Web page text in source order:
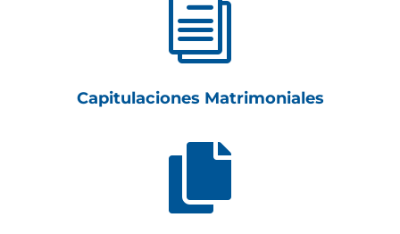
i
Capitulaciones Matrimoniales
